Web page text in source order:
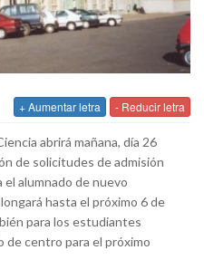
+ Aumentar letra - Reducir letra
abrirá mañana, día 26
de solicitudes de admisión
alumnado de nuevo
hasta el próximo 6 de
para los estudiantes
de centro para el próximo